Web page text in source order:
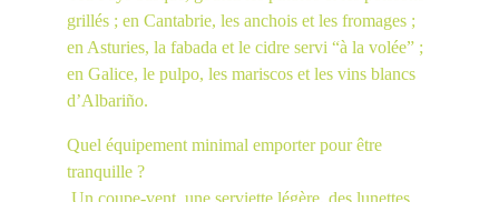
grillés ; en Cantabrie, les anchois et les fromages ;
en Asturies, la fabada et le cidre servi “à la volée” ;
en Galice, le pulpo, les mariscos et les vins blancs
d’Albariño.
Quel équipement minimal emporter pour être
tranquille ?